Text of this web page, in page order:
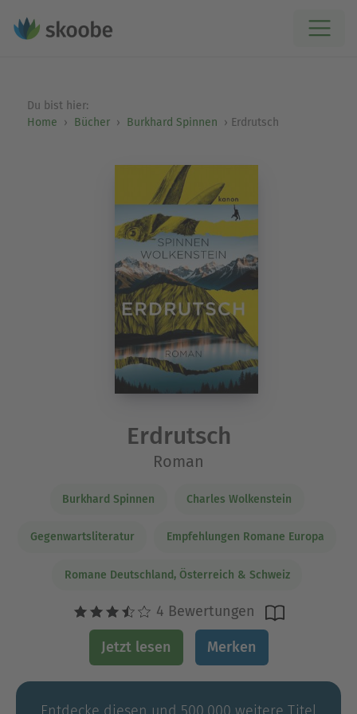
Du bist hier:
Home
Bücher Burkhard Spinnen Erdrutsch
Erdrutsch
Roman
Burkhard Spinnen Charles Wolkenstein
Gegenwartsliteratur Empfehlungen Romane Europa
Romane Deutschland, Österreich & Schweiz
4 Bewertungen
Jetzt lesen Merken